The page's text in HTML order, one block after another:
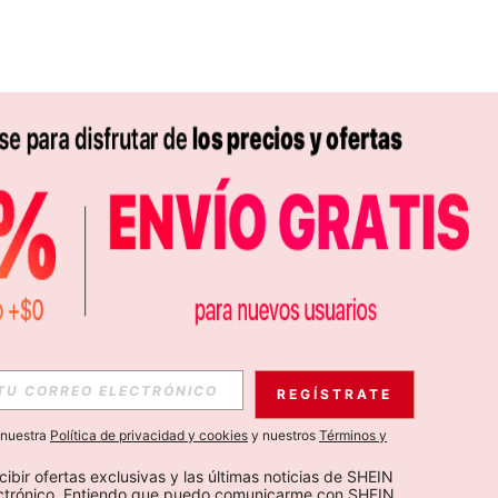
APP
EXCLUSIVAS, PROMOCIONES Y NOTICIAS DE SHEIN
Suscribir
REGÍSTRATE
Política de privacidad y cookies y nuestros Términos y
ofertas exclusivas y las últimas noticias de SHEIN
Entiendo que puedo comunicarme con SHEIN